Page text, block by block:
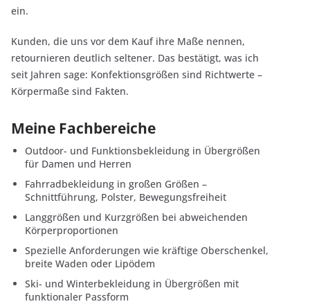
ein.
Kunden, die uns vor dem Kauf ihre Maße nennen,
retournieren deutlich seltener. Das bestätigt, was ich
seit Jahren sage: Konfektionsgrößen sind Richtwerte –
Körpermaße sind Fakten.
Meine Fachbereiche
Outdoor- und Funktionsbekleidung in Übergrößen
für Damen und Herren
Fahrradbekleidung in großen Größen –
Schnittführung, Polster, Bewegungsfreiheit
Langgrößen und Kurzgrößen bei abweichenden
Körperproportionen
Spezielle Anforderungen wie kräftige Oberschenkel,
breite Waden oder Lipödem
Ski- und Winterbekleidung in Übergrößen mit
funktionaler Passform